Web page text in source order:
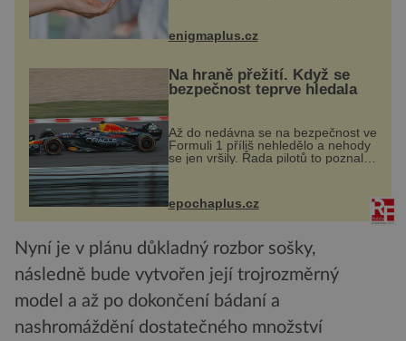
co když při transplantaci
nepřijímám...
enigmaplus.cz
Na hraně přežití. Když se
bezpečnost teprve hledala
Až do nedávna se na bezpečnost ve
Formuli 1 příliš nehledělo a nehody
se jen vršily. Řada pilotů to poznala
na vlastní kůži, často s trvalými
následky nebo bohužel i ztrátou
života. Dnes nepochopiteln...
epochaplus.cz
Nyní je v plánu důkladný rozbor sošky,
následně bude vytvořen její trojrozměrný
model a až po dokončení bádaní a
nashromáždění dostatečného množství